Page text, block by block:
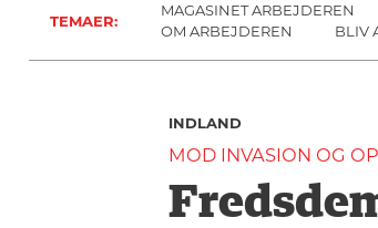
UDLAND
LÆSER
TEMAER:
MAGASINET ARBEJDEREN
OM ARBEJDEREN
BLIV
INDLAND
MOD INVASION OG